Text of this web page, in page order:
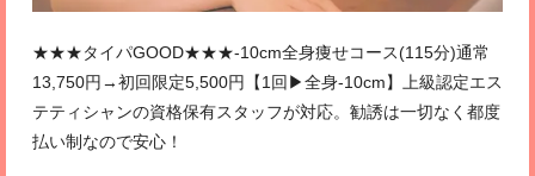
★★★タイパGOOD★★★-10cm全身痩せコース(115分)通常
13,750円→初回限定5,500円【1回▶全身-10cm】上級認定エス
テティシャンの資格保有スタッフが対応。勧誘は一切なく都度
払い制なので安心！